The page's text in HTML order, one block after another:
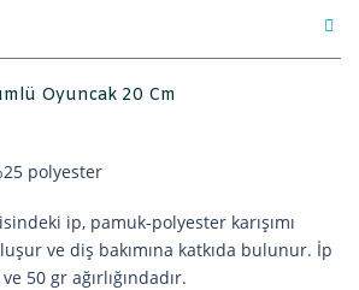
Oyuncak 20 Cm
polyester
ip, pamuk-polyester karışımı
ve diş bakımına katkıda bulunur. İp
50 gr ağırlığındadır.